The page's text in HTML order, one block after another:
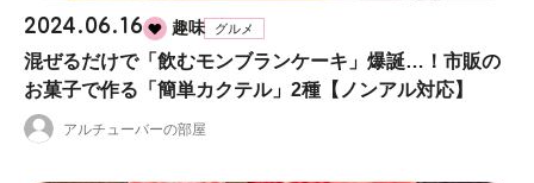
2024.06.16 趣味 グルメ
混ぜるだけで「飲むモンブランケーキ」爆誕…！市販の
お菓子で作る「簡単カクテル」2種【ノンアル対応】
アルチューバーの部屋